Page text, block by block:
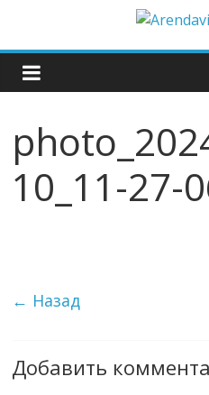
10_11-27-
← Назад
Добавить